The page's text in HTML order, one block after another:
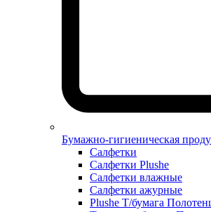
Бумажно-гигиеническая
Салфетки
Салфетки Plushe
Салфетки влажные
Салфетки ажурные
Plushe Т/бумага